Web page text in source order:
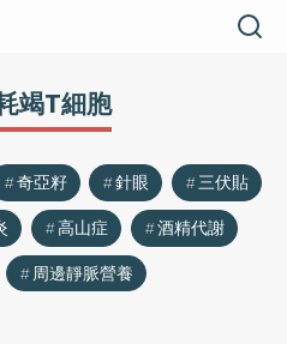
竭T細胞
奇亞籽 針眼
三伏貼
高山症
酒精代謝
周邊靜脈營養